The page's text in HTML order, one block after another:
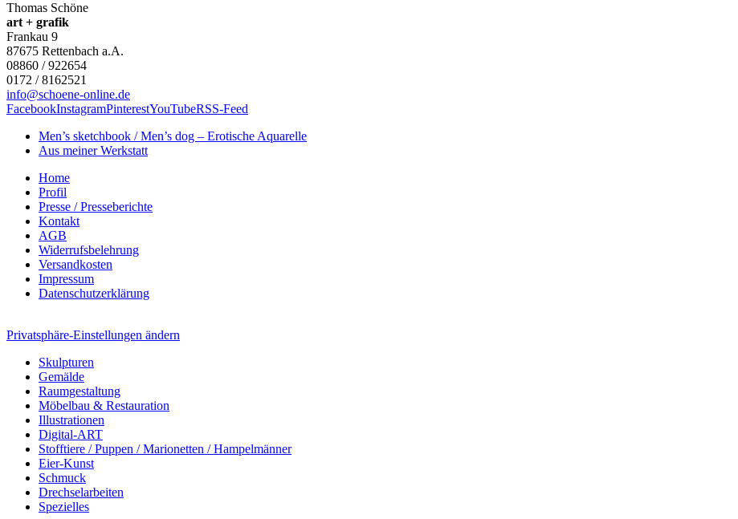
Thomas Schöne
art + grafik
Frankau 9
87675 Rettenbach a.A.
08860 / 922654
0172 / 8162521
info@schoene-online.de
FacebookInstagramPinterestYouTubeRSS-Feed
Men’s sketchbook / Men’s dog – Erotische Aquarelle
Aus meiner Werkstatt
Home
Profil
Presse / Presseberichte
Kontakt
AGB
Widerrufsbelehrung
Versandkosten
Impressum
Datenschutzerklärung
Privatsphäre-Einstellungen ändern
Skulpturen
Gemälde
Raumgestaltung
Möbelbau & Restauration
Illustrationen
Digital-ART
Stofftiere / Puppen / Marionetten / Hampelmänner
Eier-Kunst
Schmuck
Drechselarbeiten
Spezielles